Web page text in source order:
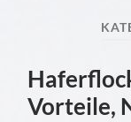
Vorteile,